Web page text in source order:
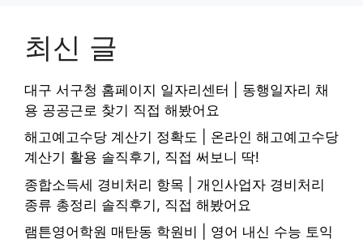
최신 글
대구 서구청 홈페이지 일자리센터 | 동행일자리 채
용 공공근로 찾기 직접 해봤어요
해고예고수당 계산기 정확도 | 온라인 해고예고수당
계산기 활용 솔직후기, 직접 써보니 딱!
종합소득세 경비처리 항목 | 개인사업자 경비처리
종류 총정리 솔직후기, 직접 해봤어요
램튼영어학원 매탄동 학원비 | 영어 내신 수능 토익